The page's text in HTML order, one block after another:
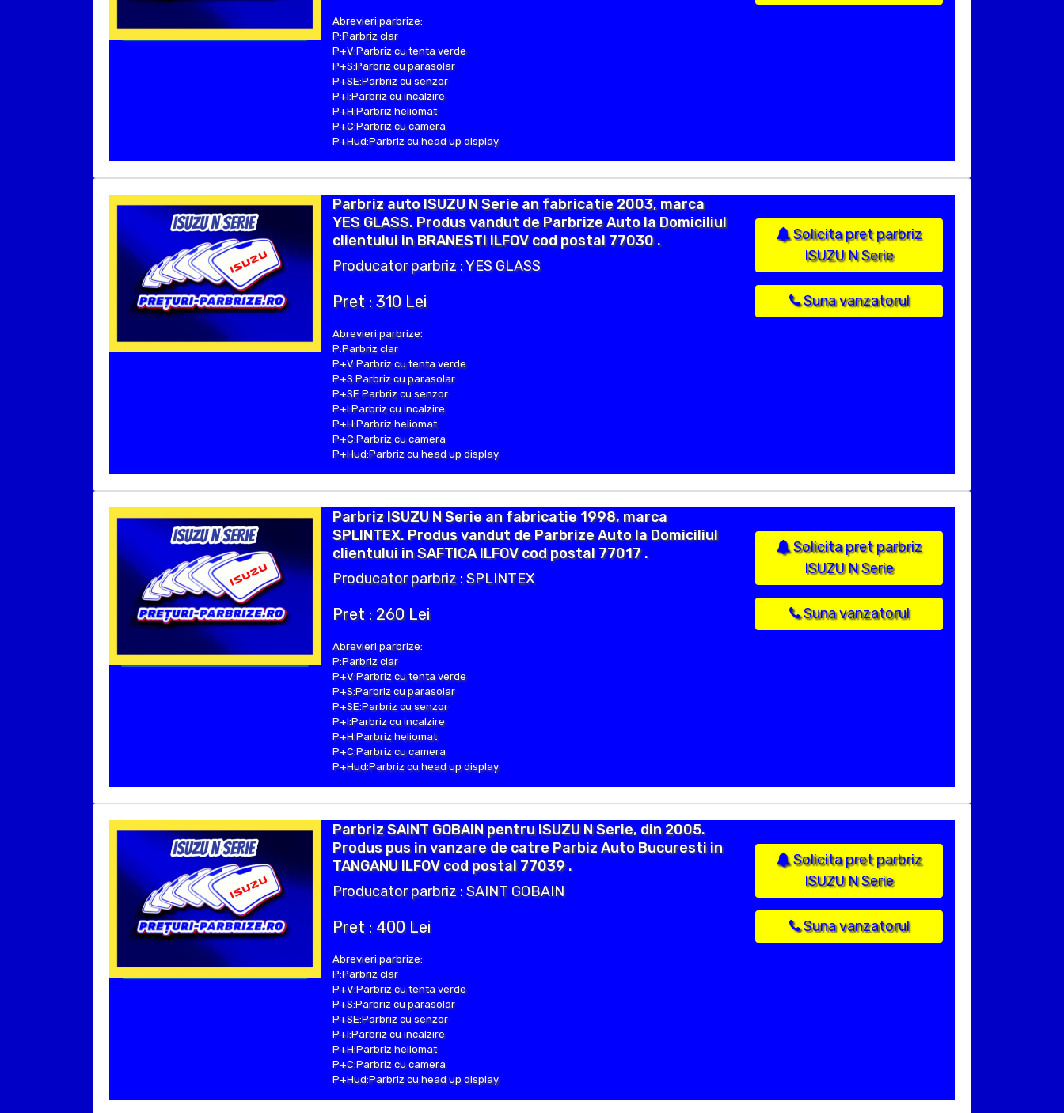
Abrevieri parbrize:
P:Parbriz clar
P+V:Parbriz cu tenta verde
P+S:Parbriz cu parasolar
P+SE:Parbriz cu senzor
P+I:Parbriz cu incalzire
P+H:Parbriz heliomat
P+C:Parbriz cu camera
P+Hud:Parbriz cu head up display
Parbriz auto ISUZU N Serie an fabricatie 2003, marca
YES GLASS. Produs vandut de Parbrize Auto la Domiciliul
clientului in BRANESTI ILFOV cod postal 77030 .
Producator parbriz : YES GLASS
Pret : 310 Lei
Abrevieri parbrize:
P:Parbriz clar
P+V:Parbriz cu tenta verde
P+S:Parbriz cu parasolar
P+SE:Parbriz cu senzor
P+I:Parbriz cu incalzire
P+H:Parbriz heliomat
P+C:Parbriz cu camera
P+Hud:Parbriz cu head up display
Solicita pret parbriz
ISUZU N Serie
Suna vanzatorul
Parbriz ISUZU N Serie an fabricatie 1998, marca
SPLINTEX. Produs vandut de Parbrize Auto la Domiciliul
clientului in SAFTICA ILFOV cod postal 77017 .
Producator parbriz : SPLINTEX
Pret : 260 Lei
Abrevieri parbrize:
P:Parbriz clar
P+V:Parbriz cu tenta verde
P+S:Parbriz cu parasolar
P+SE:Parbriz cu senzor
P+I:Parbriz cu incalzire
P+H:Parbriz heliomat
P+C:Parbriz cu camera
P+Hud:Parbriz cu head up display
Solicita pret parbriz
ISUZU N Serie
Suna vanzatorul
Parbriz SAINT GOBAIN pentru ISUZU N Serie, din 2005.
Produs pus in vanzare de catre Parbiz Auto Bucuresti in
TANGANU ILFOV cod postal 77039 .
Producator parbriz : SAINT GOBAIN
Pret : 400 Lei
Abrevieri parbrize:
P:Parbriz clar
P+V:Parbriz cu tenta verde
P+S:Parbriz cu parasolar
P+SE:Parbriz cu senzor
P+I:Parbriz cu incalzire
P+H:Parbriz heliomat
P+C:Parbriz cu camera
P+Hud:Parbriz cu head up display
Solicita pret parbriz
ISUZU N Serie
Suna vanzatorul